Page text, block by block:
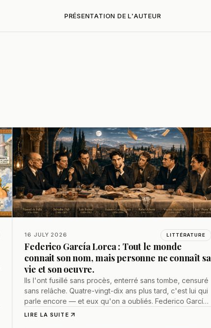
PRÉSENTATION DE L'AUTEUR
16 JULY 2026 LITTÉRATURE
Federico García Lorca : Tout le monde
connait son nom, mais personne ne connaît sa
vie et son oeuvre.
Ils l'ont fusillé sans procès, enterré sans tombe, censuré
sans relâche. Quatre-vingt-dix ans plus tard, c'est lui qui
parle encore — et eux qu'on a oubliés. Federico García
Lorca, le poète que mon grand-père lisait dans les
LIRE LA SUITE